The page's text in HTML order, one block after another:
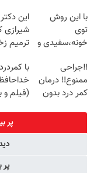
کننده خانگی
با این روش
توی
خونه،سفیدی و
برگردون
(40%off)
این دکتر
شیرازی
ترمیم
ساخت!!!
‼️جراحی
ممنوع‼️ درمان
کمر درد بدون
با کمردرد
(فیلم و
پرکن)پر
پر